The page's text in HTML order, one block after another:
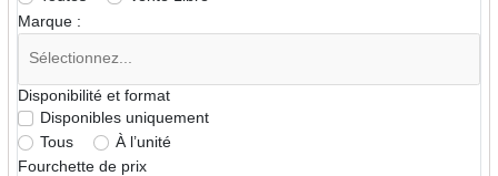
Marque :
Disponibilité et format
Disponibles uniquement
Tous
À l’unité
Fourchette de prix